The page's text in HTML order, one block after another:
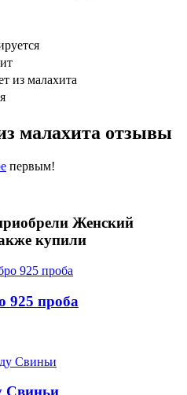
из малахита
малахита отзывы
первым!
Женский
купили
925 проба
Свиньи